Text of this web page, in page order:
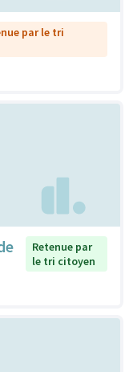
par le tri
Retenue par
le tri citoyen